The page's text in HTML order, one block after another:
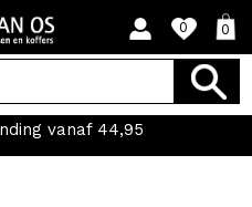
0 0
vanaf 44,95